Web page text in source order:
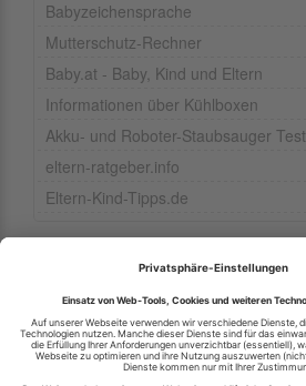
Babyzeichensprache
Mutterschutz-Rechner
Baby.at - Baby, Kind und Eltern
Informationen über Kühlboxen
Akku- und Roboter-Staubsauger Test
eltern-ratgeber.info
Eltern-Kind-Tipps.de
Ihren RSS-Feed veröffentlichen